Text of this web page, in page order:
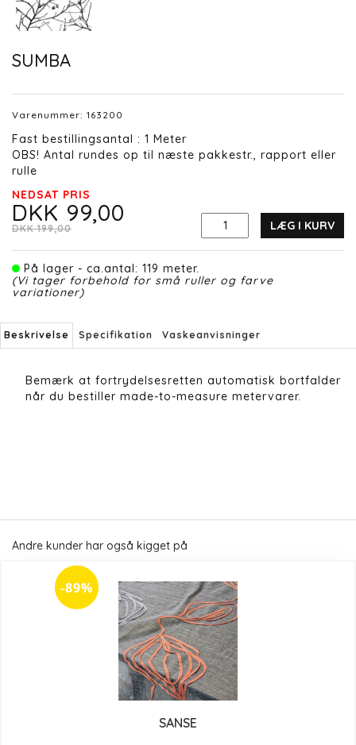
SUMBA
Varenummer: 163200
Fast bestillingsantal : 1 Meter
OBS! Antal rundes op til næste pakkestr., rapport eller
rulle
NEDSAT PRIS
DKK 99,00
DKK 199,00 LÆG I KURV
På lager - ca.antal: 119 meter.
(Vi tager forbehold for små ruller og farve
variationer)
Beskrivelse Specifikation Vaskeanvisninger
Bemærk at fortrydelsesretten automatisk bortfalder
når du bestiller made-to-measure metervarer.
Andre kunder har også kigget på
-89%
SANSE